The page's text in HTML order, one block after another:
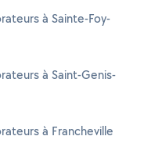
à Sainte-Foy-
à Saint-Genis-
à Francheville